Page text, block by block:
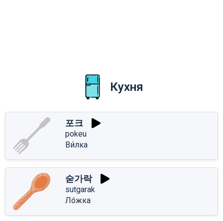
Кухня
포크
pokeu
Ви́лка
숟가락
sutgarak
Ло́жка